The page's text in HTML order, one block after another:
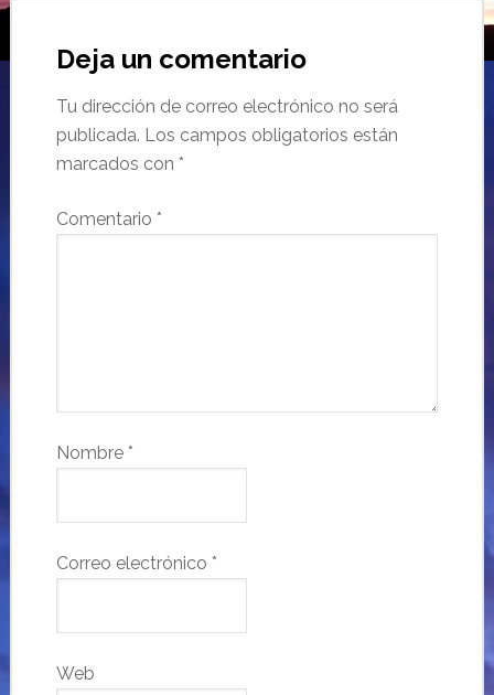
Deja un comentario
Tu dirección de correo electrónico no será
publicada. Los campos obligatorios están
marcados con *
Comentario *
Nombre *
Correo electrónico *
Web